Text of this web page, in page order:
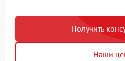
Получить
Наши